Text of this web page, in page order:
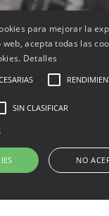
de Warhammer
Televisió 22, abril,
para mejorar la
acepta todas las
Detalles
SIN CLASIFICAR
NO